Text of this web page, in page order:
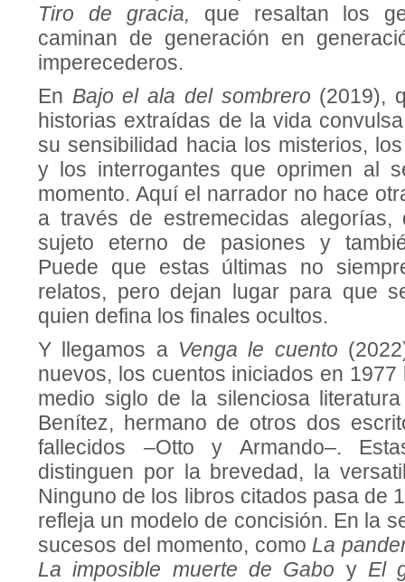
Tiro de gracia, que resaltan los
caminan de generación en
imperecederos.
En Bajo el ala del sombrero (2019),
historias extraídas de la vida
su sensibilidad hacia los misterios,
y los interrogantes que oprimen al
momento. Aquí el narrador no hace
a través de estremecidas
sujeto eterno de pasiones y
Puede que estas últimas no
relatos, pero dejan lugar para que
quien defina los finales ocultos.
Y llegamos a Venga le cuento
nuevos, los cuentos iniciados en
medio siglo de la silenciosa
Benítez, hermano de otros dos
fallecidos –Otto y Armando–.
distinguen por la brevedad, la
Ninguno de los libros citados pasa de
refleja un modelo de concisión. En la
sucesos del momento, como La
La imposible muerte de Gabo yEl